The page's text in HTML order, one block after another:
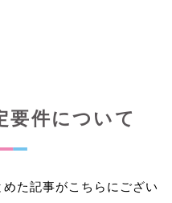
要件について
た記事がこちらにござい